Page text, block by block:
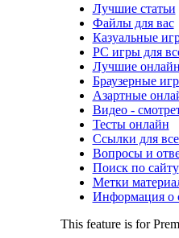
Лучшие статьи
Файлы для вас
Казуальные
PC игры для
Лучшие
Браузерные
Азартные
Видео -
Тесты онлайн
Ссылки для
Вопросы и
Поиск по сайту
Метки
Информация о
This feature is for